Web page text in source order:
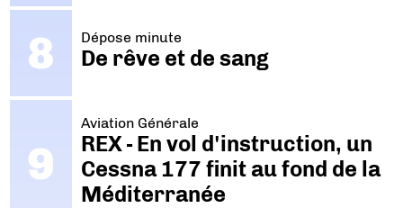
Dépose minute
De rêve et de sang
Aviation Générale
REX - En vol d'instruction, un
Cessna 177 finit au fond de la
Méditerranée